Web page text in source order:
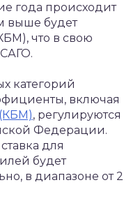
года происходит
выше будет
что в свою
категорий
включая
, регулируются
Федерации.
для
будет
в диапазоне от 2